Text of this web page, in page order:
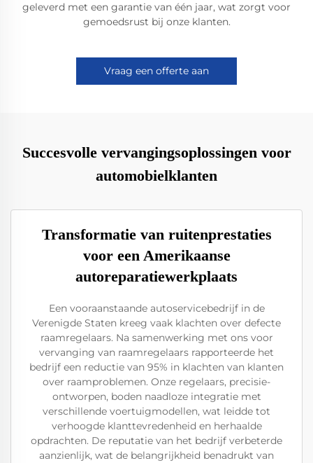
geleverd met een garantie van één jaar, wat zorgt voor
gemoedsrust bij onze klanten.
Vraag een offerte aan
Succesvolle vervangingsoplossingen voor
automobielklanten
Transformatie van ruitenprestaties
voor een Amerikaanse
autoreparatiewerkplaats
Een vooraanstaande autoservicebedrijf in de
Verenigde Staten kreeg vaak klachten over defecte
raamregelaars. Na samenwerking met ons voor
vervanging van raamregelaars rapporteerde het
bedrijf een reductie van 95% in klachten van klanten
over raamproblemen. Onze regelaars, precisie-
ontworpen, boden naadloze integratie met
verschillende voertuigmodellen, wat leidde tot
verhoogde klanttevredenheid en herhaalde
opdrachten. De reputatie van het bedrijf verbeterde
aanzienlijk, wat de belangrijkheid benadrukt van